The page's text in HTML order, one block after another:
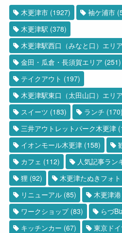
木更津市 (1927) 袖ケ浦市
木更津駅 (378)
木更津駅西口（みなと口）エリア
金田・瓜倉・長須賀エリア (251)
テイクアウト (197)
木更津駅東口（太田山口）エリア
スイーツ (183) ランチ (170)
三井アウトレットパーク木更津
イオンモール木更津 (158)
カフェ (112) 人気記事ラン
狸 (92) 木更津たぬきフォト
リニューアル (85) 木更津港
ワークショップ(83) らづ
キッチンカー (67) 東京ド